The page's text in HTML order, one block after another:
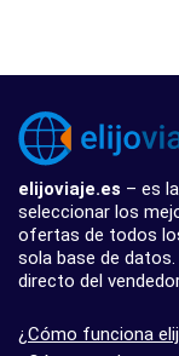
elijoviaje.es – es
seleccionar los
ofertas de todos
sola base de
directo del
¿Cómo funciona